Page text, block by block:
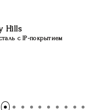
Hills
c IP-покрытием